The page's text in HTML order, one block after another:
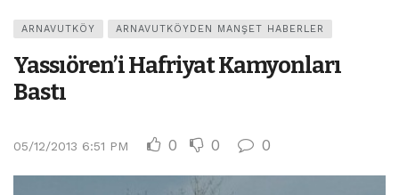
ARNAVUTKÖY ARNAVUTKÖYDEN MANŞET HABERLER
Yassıören’i Hafriyat Kamyonları
Bastı
05/12/2013 6:51 PM 0 0 0